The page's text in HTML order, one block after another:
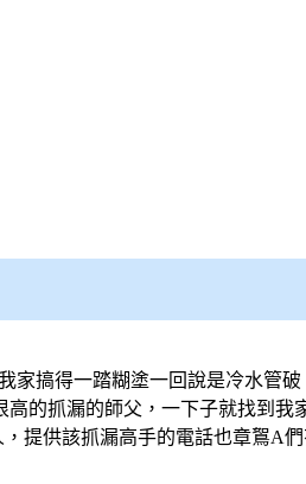
家搞得一踏糊塗一回說是冷水管
的抓漏的師父，一下子就找到
提供該抓漏高手的電話也章鴽A